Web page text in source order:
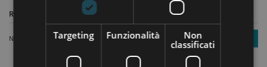
Recensioni (0)
Nessuna recensione Scrivi una recensione
Targeting Funzionalità
Non
classificati